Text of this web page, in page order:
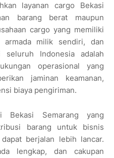
layanan cargo Bekasi
barang berat maupun
cargo yang memiliki
armada milik sendiri, dan
Indonesia adalah
operasional yang
jaminan keamanan,
biaya pengiriman.
Bekasi Semarang yang
barang untuk bisnis
berjalan lebih lancar.
lengkap, dan cakupan